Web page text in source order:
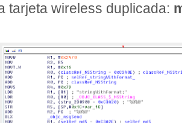
tarjeta wireless duplicada: